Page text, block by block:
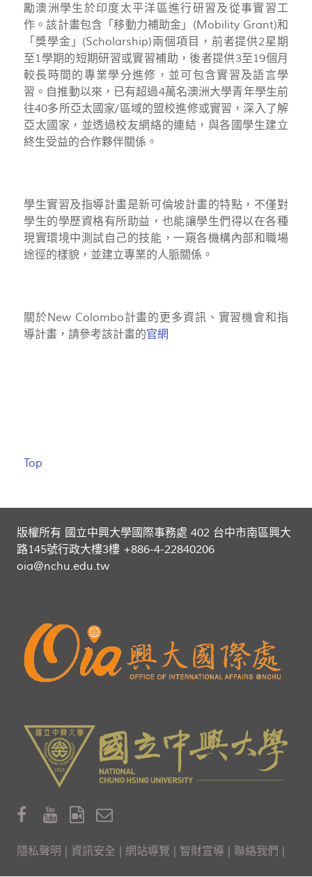
勵澳洲學生於印度太平洋區進行研習及從事實習工
作。該計畫包含「移動力補助金」(Mobility Grant)和
「獎學金」(Scholarship)兩個項目，前者提供2星期
至1學期的短期研習或實習補助，後者提供3至19個月
較長時間的專業學分進修，並可包含實習及語言學
習。自推動以來，已有超過4萬名澳洲大學青年學生前
往40多所亞太國家/區域的盟校進修或實習，深入了解
亞太國家，並透過校友網絡的連結，與各國學生建立
終生受益的合作夥伴關係。
學生實習及指導計畫是新可倫坡計畫的特點，不僅對
學生的學歷資格有所助益，也能讓學生們得以在各種
現實環境中測試自己的技能，一窺各機構內部和職場
途徑的樣貌，並建立專業的人脈關係。
關於New Colombo計畫的更多資訊、實習機會和指
導計畫，請參考該計畫的官網
Top
版權所有 國立中興大學國際事務處 402 台中市南區興大
路145號行政大樓3樓 +886-4-22840206
oia@nchu.edu.tw
隱私聲明 | 資訊安全 | 網站導覽 | 智財宣導 | 聯絡我們 |